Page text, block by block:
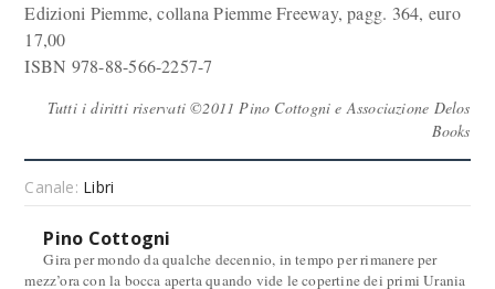
Edizioni Piemme, collana Piemme Freeway, pagg. 364, euro
17,00
ISBN 978-88-566-2257-7
Tutti i diritti riservati ©2011 Pino Cottogni e Associazione Delos
Books
Canale: Libri
Pino Cottogni
Gira per mondo da qualche decennio, in tempo per rimanere per
mezz’ora con la bocca aperta quando vide le copertine dei primi Urania